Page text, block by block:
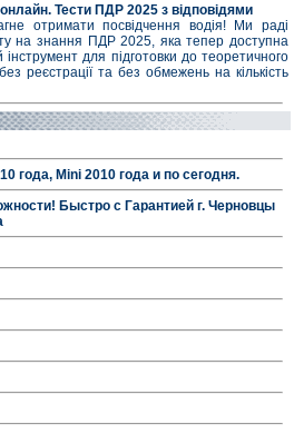
Тести ПДР 2025 з відповідями
отримати посвідчення водія! Ми раді
на знання ПДР 2025, яка тепер доступна
для підготовки до теоретичного
реєстрації та без обмежень на кількість
года, Mini 2010 года и по сегодня.
Быстро с Гарантией г. Черновцы